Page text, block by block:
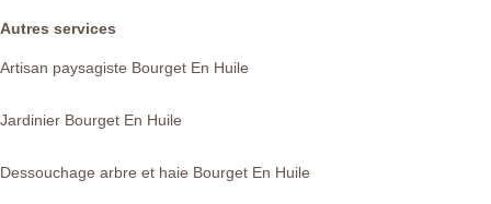
Autres services
Artisan paysagiste Bourget En Huile
Jardinier Bourget En Huile
Dessouchage arbre et haie Bourget En Huile